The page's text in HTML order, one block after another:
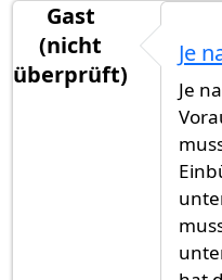
Gast
(nicht
überprüft)
Je
Je